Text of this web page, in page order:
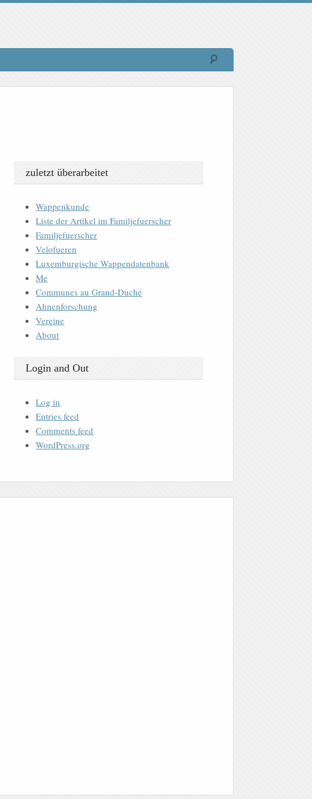
zuletzt überarbeitet
Wappenkunde
Liste der Artikel im Familjefuerscher
Familjefuerscher
Velofueren
Luxemburgische Wappendatenbank
Me
Communes au Grand-Duché
Ahnenforschung
Vereine
About
Login and Out
Log in
Entries feed
Comments feed
WordPress.org